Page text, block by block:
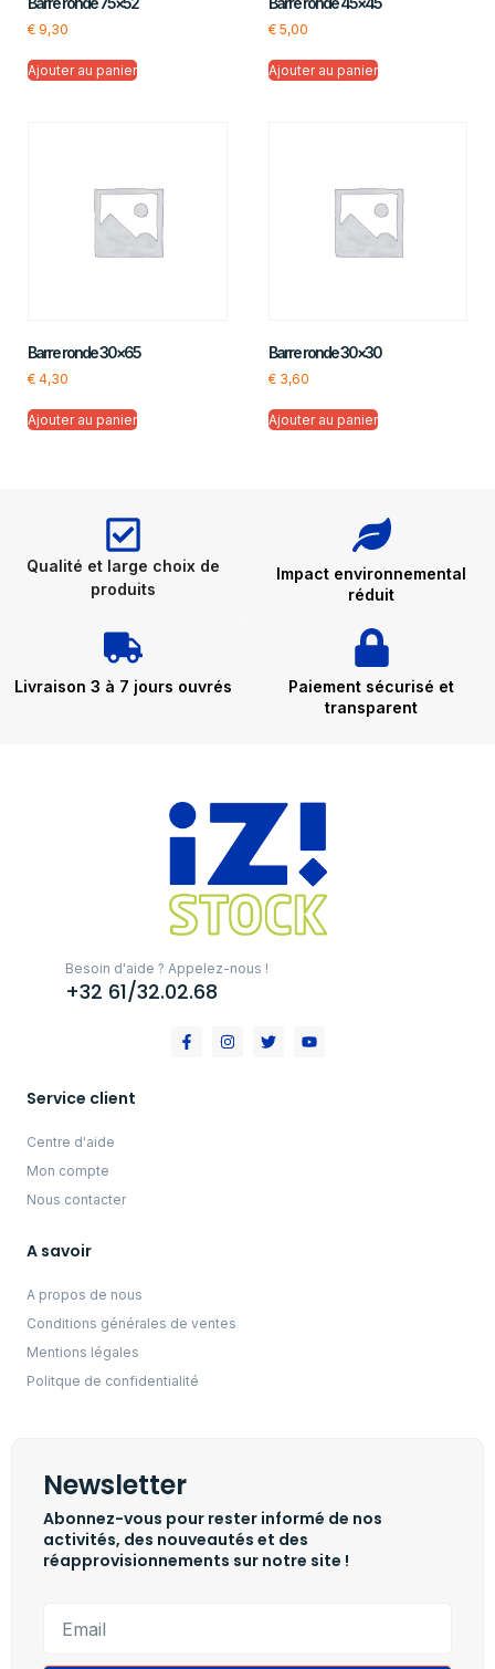
€ 9,30
Ajouter au panier
€5,00
Ajouter au panier
Barre ronde 30×65
€ 4,30
Ajouter au panier
Barre ronde 30×30
€3,60
Ajouter au panier
Qualité et large choix de
produits
Impact environnemental
réduit
Livraison 3 à 7 jours ouvrés
Paiement sécurisé et
transparent
Besoin d'aide ? Appelez-nous !
+32 61/32.02.68
Service client
Centre d'aide
Mon compte
Nous contacter
A savoir
A propos de nous
Conditions générales de ventes
Mentions légales
Politque de confidentialité
Newsletter
Abonnez-vous pour rester informé de nos
activités, des nouveautés et des
réapprovisionnements sur notre site !